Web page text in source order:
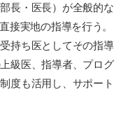
長・医長）が全般的な
接実地の指導を行う。
持ち医としてその指導
級医、指導者、プログ
度も活用し、サポート